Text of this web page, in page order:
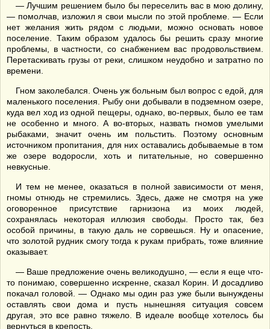
— Лучшим решением было бы переселить вас в мою долину,
— помолчав, изложил я свои мысли по этой проблеме. — Если
нет желания жить рядом с людьми, можно основать новое
поселение. Таким образом удалось бы решить сразу многие
проблемы, в частности, со снабжением вас продовольствием.
Перетаскивать грузы от реки, слишком неудобно и затратно по
времени.
Гном заколебался. Очень уж больным был вопрос с едой, для
маленького поселения. Рыбу они добывали в подземном озере,
куда вел ход из одной пещеры, однако, во-первых, было ее там
не особенно и много. А во-вторых, назвать гномов умелыми
рыбаками, значит очень им польстить. Поэтому основным
источником пропитания, для них оставались добываемые в том
же озере водоросли, хоть и питательные, но совершенно
невкусные.
И тем не менее, оказаться в полной зависимости от меня,
гномы отнюдь не стремились. Здесь, даже не смотря на уже
оговоренное присутствие гарнизона из моих людей,
сохранялась некоторая иллюзия свободы. Просто так, без
особой причины, в такую даль не сорвешься. Ну и опасение,
что золотой рудник смогу тогда к рукам прибрать, тоже влияние
оказывает.
— Ваше предложение очень великодушно, — если я еще что-
то понимаю, совершенно искренне, сказал Корин. И досадливо
покачал головой. — Однако мы один раз уже были вынуждены
оставлять свои дома и пусть нынешняя ситуация совсем
другая, это все равно тяжело. В идеале вообще хотелось бы
вернуться в крепость.